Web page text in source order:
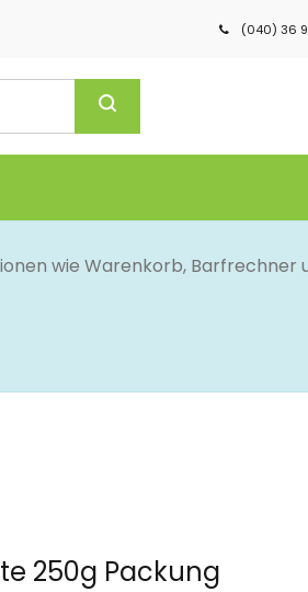
(040) 36
wie Warenkorb, Barfrechner
250g Packung